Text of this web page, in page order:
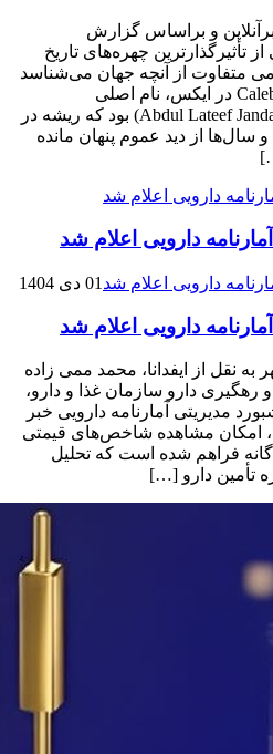
و براساس گزارش
تأثیرگذارترین چهره‌های تاریخ
متفاوت از آنچه جهان می‌شناسد
داشت. بر اساس پست Caleb در ایکس، نام اصلی
او عبداللطیف جندلی (Abdul Lateef Jandali) بود که ریشه در
سال‌ها از دید عموم پنهان مانده
دارویی اعلام شد
01 دی 1404
دارویی اعلام شد
نقل از ایفدانا، محمد ممی زاده
رهگیری دارو سازمان غذا و دارو،
مدیریتی آمارنامه دارویی خبر
امکان مشاهده شاخص‌های قیمتی
فراهم شده است که تحلیل
تأمین دارو […]